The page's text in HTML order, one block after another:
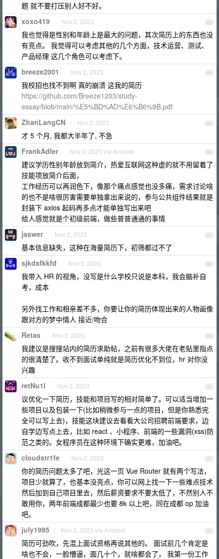
题 就不要打压别人好不好。
63
xoxo419 Nov 2, 2023
我也觉得是性别和年龄上是最大的问题，其次简历上的东西也没
有亮点。 我觉得可以考虑其他的几个方面，技术运营、测试、
产品经理 这几个角色可以考虑下。
64
breeze2001 Nov 2, 2023
我校招也找不到啊 真的崩溃 这我的简历
https://github.com/Breeze1203/study-
essay/blob/main/%E5%BD%AD%E6%B6%9B.pdf
65
ZhanLangCN Nov 2, 2023
才 5 个月, 我都大半年了, 不急
66
FrankAdler Nov 2, 2023 via Android
建议学历性别年龄放到简介，热爱互联网这种虚的就不用留着了
技能项放简介后面，
工作经历可以再润色下，像那个痛点感觉也没多痛，需求讨论啥
的也不是啥很厉害需要单独拿出来说的，参与公共组件结果就是
封装下 axios 起码再多点才能单独写出来吧
给人感觉就是个初级前端，做些普普通通的事情
67
jaswer Nov 2, 2023
基本信息缺失，这种在海量简历下，初筛都过不了
68
sjkdsfkkfd Nov 2, 2023
我带入 HR 的视角，没写是什么学校只说是本科，我会脑补自
考，成本
另外找工作和相亲差不多，你要让你的简历体现出来的人物画像
跟对方的梦中情人 接近/吻合
69
Retas Nov 2, 2023
我建议是搜搜站内的简历求助帖，之前有很多大佬在老贴里指点
的很清楚了。收不到面试单纯就是简历优化不到位，hr 对你没
兴趣
70
retNu1l Nov 2, 2023
议优化一下简历，技能和项目写的相对简单了。可以适当增加一
些项目以及包装一下(比如稍微参与一点的项目，但是你熟悉完
全可以写上去)，技能这块建议去看看大公司招聘前端要求，边
自学边写点上去，比如 react 、小程序、前端的一些漏洞(xss)防
范之类的。女程序员在这种环境下确实更难，加油吧。
71
cloudstr1fe Nov 2, 2023
你的简历问题太多了吧，光这一页 Vue Router 就有两个写法，
项目少就算了，也基本没亮点，你可以网上找一下一些难点技术
然后加到自己项目里去，然后薪资要求不要太低了，不然别人不
敢用你，两年前端成都最少也要 8k 以上吧，同在成都 op 加油
吧。
72
july1995 Nov 2, 2023 via Android
简历可劲吹，先混上面试资格再说其他的。 面试前几个肯定是
啥也不会，一脸懵逼，面几十个，就啥都会了， 我第一份工作